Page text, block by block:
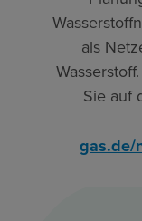
als
Sie auf
gas.de/